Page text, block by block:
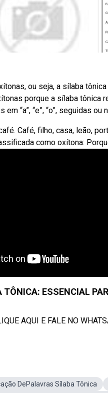
ou seja, a sílaba
porque a sílaba
“a”, “e”, “o”, seguidas ou
Café, filho, casa, leão,
como oxítona:
TÔNICA: ESSENCIAL
AQUI E FALE NO
DePalavras Sílaba Tônica